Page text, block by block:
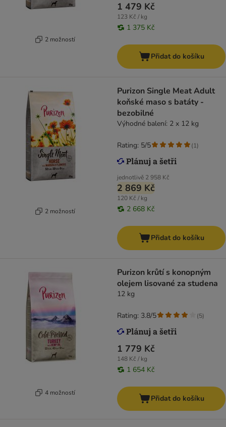
2 možností
1 479 Kč
123 Kč / kg
1 375 Kč
Přidat do košíku
2 možností
Purizon Single Meat Adult
koňské maso s batáty -
bezobilné
Výhodné balení: 2 x 12 kg
jednotlivě 2 958 Kč
2 869 Kč
120 Kč / kg
2 668 Kč
Rating: 5/5 (1)
Přidat do košíku
4 možností
Purizon krůtí s konopným
olejem lisované za studena
12 kg
1 779 Kč
148 Kč / kg
1 654 Kč
Rating: 3.8/5 (5)
Přidat do košíku